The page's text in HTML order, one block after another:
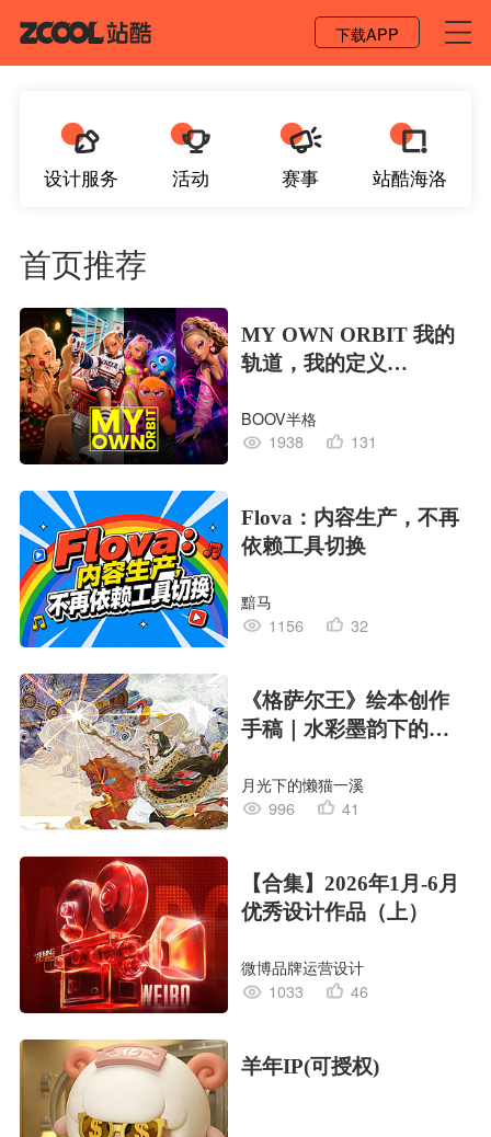
下载APP
设计服务 活动 赛事 站酷海洛
首页推荐
MY OWN ORBIT 我的
轨道，我的定义
对
BOOV半格
1938
131
Flova：内容生产，不再
依赖工具切换
黯马
1156
32
《格萨尔王》绘本创作
手稿｜水彩墨韵下的史
月光下的懒猫一溪
996
41
【合集】2026年1月-6月
优秀设计作品（上）
微博品牌运营设计
1033
46
羊年IP(可授权)